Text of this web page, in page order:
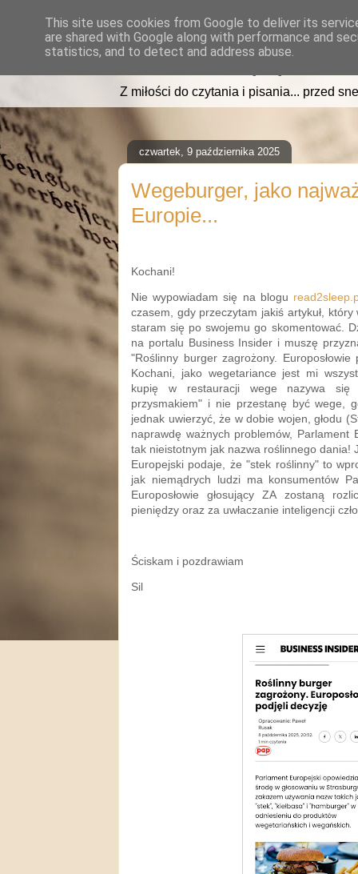
read2sleep.pl
Z miłości do czytania i pisania... przed
czwartek, 9 października 2025
Wegeburger, jako
Europie...
Kochani!
Nie wypowiadam się na blogu
czasem, gdy przeczytam jakiś artykuł,
staram się po swojemu go skomentować.
na portalu Business Insider i muszę
"Roślinny burger zagrożony.
Kochani, jako wegetariance jest mi
kupię w restauracji wege nazywa się
przysmakiem" i nie przestanę być wege,
jednak uwierzyć, że w dobie wojen, głodu
naprawdę ważnych problemów, Parlament
tak nieistotnym jak nazwa roślinnego dania!
Europejski podaje, że "stek roślinny" to
jak niemądrych ludzi ma konsumentów
Europosłowie głosujący ZA zostaną
pieniędzy oraz za uwłaczanie inteligencji
Ściskam i pozdrawiam
Sil
This site uses cookies from Google to deliver its
are shared with Google along with performance and
statistics, and to detect and address abuse.